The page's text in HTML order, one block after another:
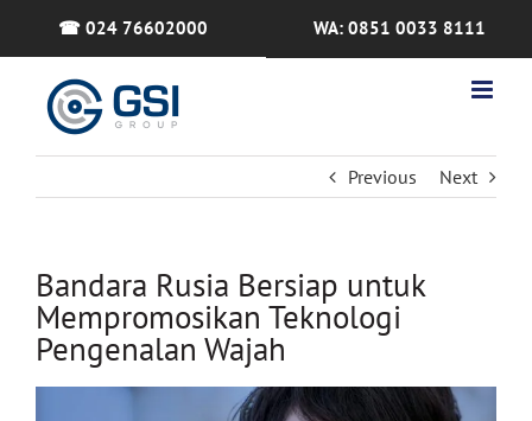
☎ 024 76602000 WA: 0851 0033 8111
Previous Next
Bandara Rusia Bersiap untuk
Mempromosikan Teknologi
Pengenalan Wajah